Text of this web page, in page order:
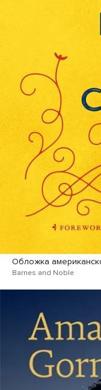
Обложка
Barnes and Noble